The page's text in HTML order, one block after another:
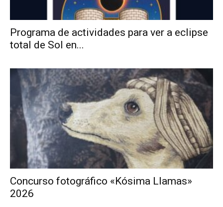
Programa de actividades para ver a eclipse
total de Sol en...
Concurso fotográfico «Kósima Llamas»
2026